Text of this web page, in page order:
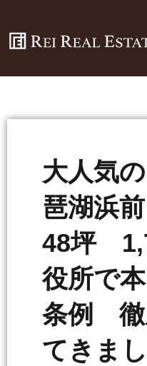
大人気
琶湖浜
48坪
役所で
条例 徹
てきま